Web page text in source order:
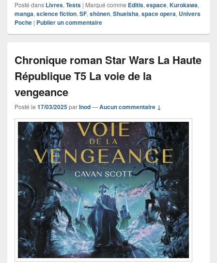
Posté dans Livres, Tests | Marqué comme Editis, espace, Kurokawa,
manga, science fiction, SF, shônen, Shueisha, space opera, Univers
Poche | Publier un commentaire
Chronique roman Star Wars La Haute
République T5 La voie de la
vengeance
Posté le 17/03/2025parInod—Aucun commentaire ↓